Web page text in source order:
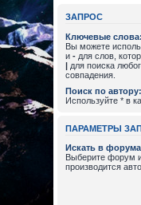
ЗАПРОС
Ключевые слова:
Вы можете
и- для слов,
| для поиска
совпадения.
Поиск по автору:
Используйте * в
ПАРАМЕТРЫ
Искать в
Выберите форум
производится